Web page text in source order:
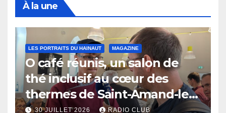
À la une
LES PORTRAITS DU HAINAUT MAGAZINE
O café réunis, un salon de
thé inclusif au cœur des
thermes de Saint-Amand-les-
Eaux
30 JUILLET 2026 RADIO CLUB